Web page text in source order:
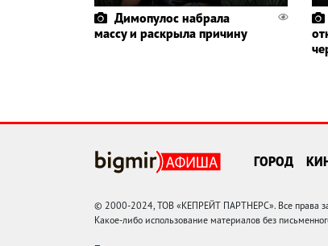
Димопулос набрала
массу и раскрыла причину
ГОРОД
© 2000-2024, ТОВ «КЕПРЕЙТ ПАРТНЕРС». Все права
Какое-либо использование материалов без